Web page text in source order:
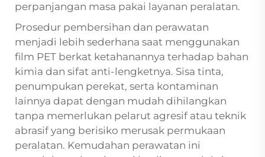
perpanjangan masa pakai layanan peralatan.
Prosedur pembersihan dan perawatan
menjadi lebih sederhana saat menggunakan
film PET berkat ketahanannya terhadap bahan
kimia dan sifat anti-lengketnya. Sisa tinta,
penumpukan perekat, serta kontaminan
lainnya dapat dengan mudah dihilangkan
tanpa memerlukan pelarut agresif atau teknik
abrasif yang berisiko merusak permukaan
peralatan. Kemudahan perawatan ini